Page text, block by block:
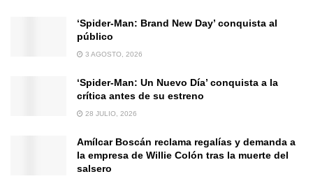
‘Spider-Man: Brand New Day’ conquista al
público
3 AGOSTO, 2026
‘Spider-Man: Un Nuevo Día’ conquista a la
crítica antes de su estreno
28 JULIO, 2026
Amílcar Boscán reclama regalías y demanda a
la empresa de Willie Colón tras la muerte del
salsero